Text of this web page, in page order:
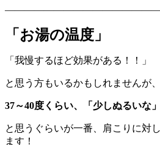
「お湯の温度」
「我慢するほど効果がある！！」
と思う方もいるかもしれませんが
37～40度 くらい、「少しぬるいな」
と思うぐらいが一番、肩こりに対
ます！